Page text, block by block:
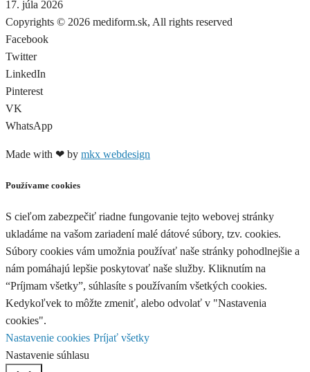
17. júla 2026
Copyrights © 2026 mediform.sk, All rights reserved​
Facebook
Twitter
LinkedIn
Pinterest
VK
WhatsApp
Made with ❤ by mkx webdesign
Používame cookies
S cieľom zabezpečiť riadne fungovanie tejto webovej stránky
ukladáme na vašom zariadení malé dátové súbory, tzv. cookies.
Súbory cookies vám umožnia používať naše stránky pohodlnejšie a
nám pomáhajú lepšie poskytovať naše služby. Kliknutím na
“Príjmam všetky”, súhlasíte s používaním všetkých cookies.
Kedykoľvek to môžte zmeniť, alebo odvolať v "Nastavenia
cookies".
Nastavenie cookies Príjať všetky
Nastavenie súhlasu